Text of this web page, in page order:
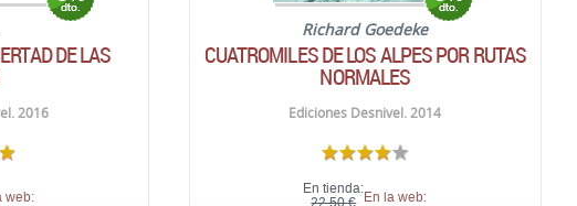
DE LAS
2016
web:
Richard Goedeke
CUATROMILES DE LOS ALPES POR RUTAS
NORMALES
Ediciones Desnivel. 2014
En tienda:
22,50 €
En la web: